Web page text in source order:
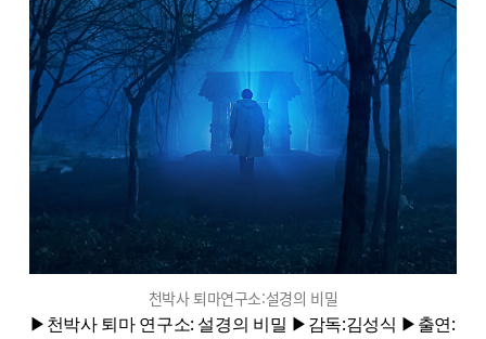
천박사 퇴마연구소:설경의 비밀
▶천박사 퇴마 연구소: 설경의 비밀 ▶감독:김성식 ▶출연: